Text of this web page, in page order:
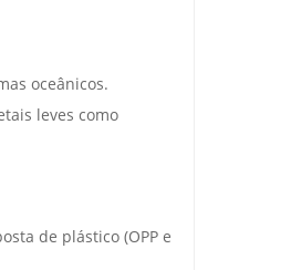
oceânicos.
leves como
de plástico (OPP e